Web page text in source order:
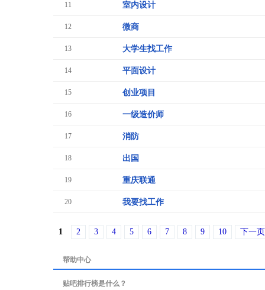
11 室内设计
12 微商
13 大学生找工作
14 平面设计
15 创业项目
16 一级造价师
17 消防
18 出国
19 重庆联通
20 我要找工作
1 2 3 4 5 6 7 8 9 10 下一页
帮助中心
贴吧排行榜是什么？